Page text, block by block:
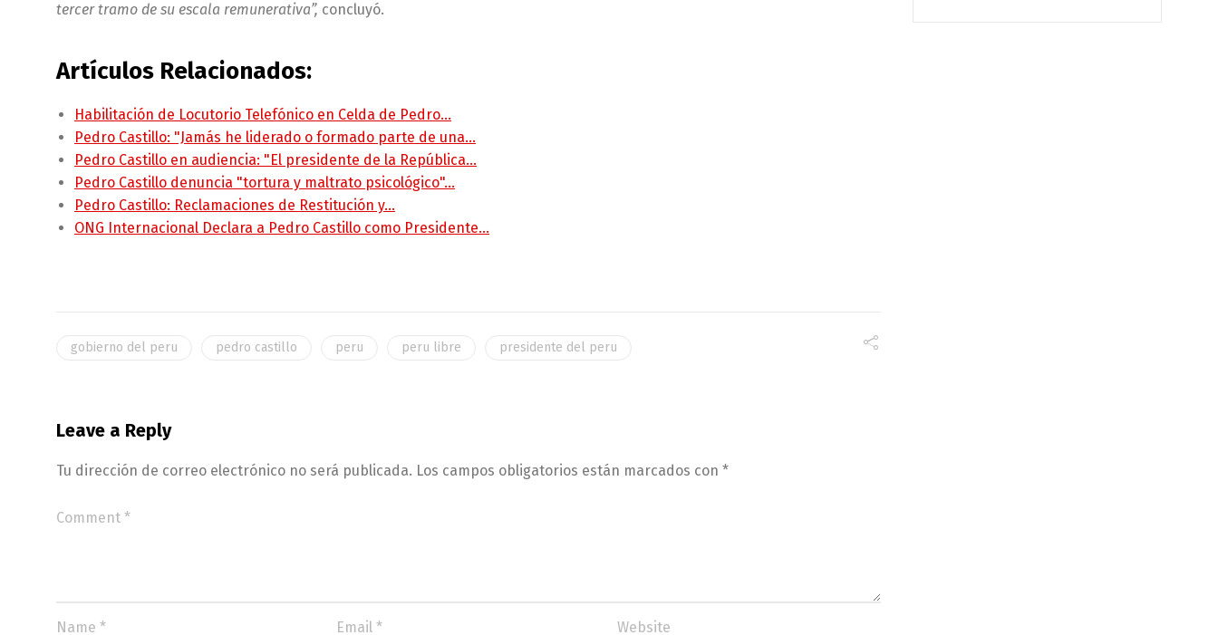
tercer tramo de su escala remunerativa”, concluyó.
Artículos Relacionados:
Habilitación de Locutorio Telefónico en Celda de Pedro…
Pedro Castillo: "Jamás he liderado o formado parte de una…
Pedro Castillo en audiencia: "El presidente de la República…
Pedro Castillo denuncia "tortura y maltrato psicológico"…
Pedro Castillo: Reclamaciones de Restitución y…
ONG Internacional Declara a Pedro Castillo como Presidente…
gobierno del peru pedro castillo peru peru libre presidente del peru
Leave a Reply
Tu dirección de correo electrónico no será publicada. Los campos obligatorios están marcados con *